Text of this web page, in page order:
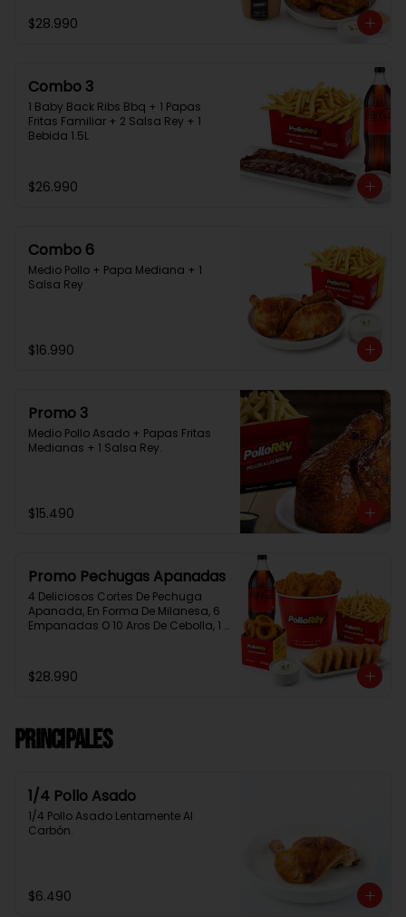
$28.990
Combo 3
1 Baby Back Ribs Bbq + 1 Papas
Fritas Familiar + 2 Salsa Rey + 1
Bebida 1.5L
$26.990
Combo 6
Medio Pollo + Papa Mediana + 1
Salsa Rey
$16.990
Promo 3
Medio Pollo Asado + Papas Fritas
Medianas + 1 Salsa Rey.
$15.490
Promo Pechugas Apanadas
4 Deliciosos Cortes De Pechuga
Apanada, En Forma De Milanesa, 6
Empanadas O 10 Aros De Cebolla, 1
$28.990
Principales
1/4 Pollo Asado
1/4 Pollo Asado Lentamente Al
Carbón.
$6.490